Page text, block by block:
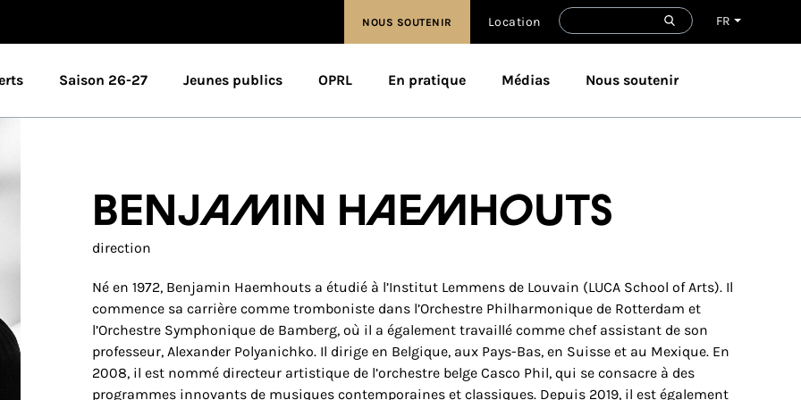
FR
NOUS SOUTENIR Location
Saison 26-27 Jeunes publics OPRL En pratique Médias Nous soutenir
Benjamin Haemhouts
direction
Né en 1972, Benjamin Haemhouts a étudié à l’Institut Lemmens de Louvain (LUCA School of Arts). Il
commence sa carrière comme tromboniste dans l’Orchestre Philharmonique de Rotterdam et
l’Orchestre Symphonique de Bamberg, où il a également travaillé comme chef assistant de son
professeur, Alexander Polyanichko. Il dirige en Belgique, aux Pays-Bas, en Suisse et au Mexique. En
2008, il est nommé directeur artistique de l’orchestre belge Casco Phil, qui se consacre à des
programmes innovants de musiques contemporaines et classiques. Depuis 2019, il est également